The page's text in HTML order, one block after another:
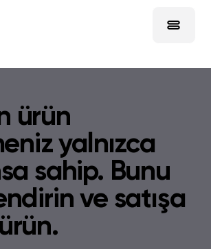
ürün
yalnızca
sahip. Bunu
ve satışa